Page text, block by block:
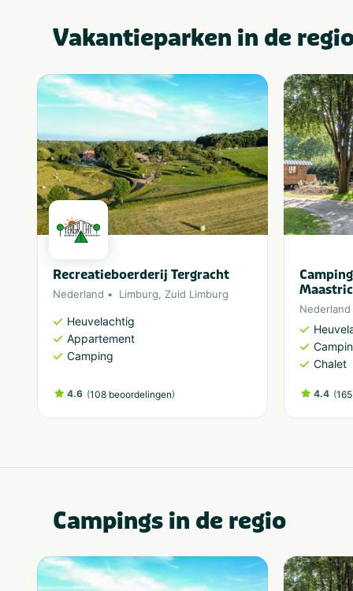
Vakantieparken in de
Recreatieboerderij Tergracht
Nederland Limburg, Zuid Limburg
Heuvelachtig
Appartement
Camping
4.6 (108 beoordelingen)
Nederland
Chalet
4.4 (
Campings in de regio